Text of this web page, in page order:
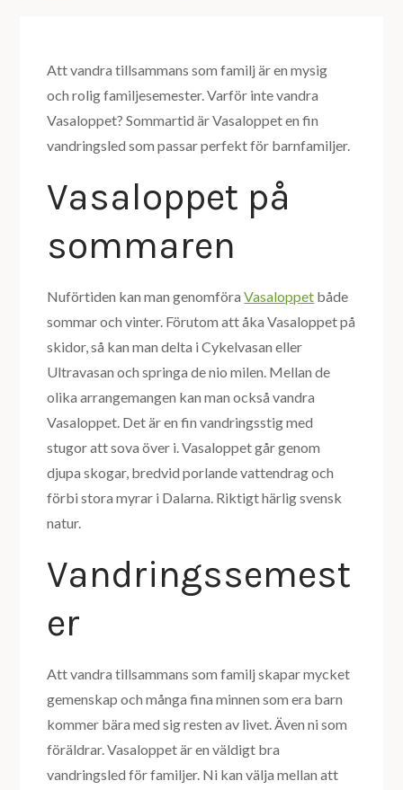
Att vandra tillsammans som familj är en mysig
och rolig familjesemester. Varför inte vandra
Vasaloppet? Sommartid är Vasaloppet en fin
vandringsled som passar perfekt för barnfamiljer.
Vasaloppet på
sommaren
Nuförtiden kan man genomföraVasaloppet både
sommar och vinter. Förutom att åka Vasaloppet på
skidor, så kan man delta i Cykelvasan eller
Ultravasan och springa de nio milen. Mellan de
olika arrangemangen kan man också vandra
Vasaloppet. Det är en fin vandringsstig med
stugor att sova över i. Vasaloppet går genom
djupa skogar, bredvid porlande vattendrag och
förbi stora myrar i Dalarna. Riktigt härlig svensk
natur.
Vandringssemest
er
Att vandra tillsammans som familj skapar mycket
gemenskap och många fina minnen som era barn
kommer bära med sig resten av livet. Även ni som
föräldrar. Vasaloppet är en väldigt bra
vandringsled för familjer. Ni kan välja mellan att